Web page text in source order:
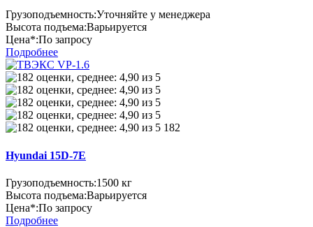
Грузоподъемность:Уточняйте у менеджера
Высота подъема:Варьируется
Цена*:По запросу
Подробнее
182
Hyundai 15D-7E
Грузоподъемность:1500 кг
Высота подъема:Варьируется
Цена*:По запросу
Подробнее